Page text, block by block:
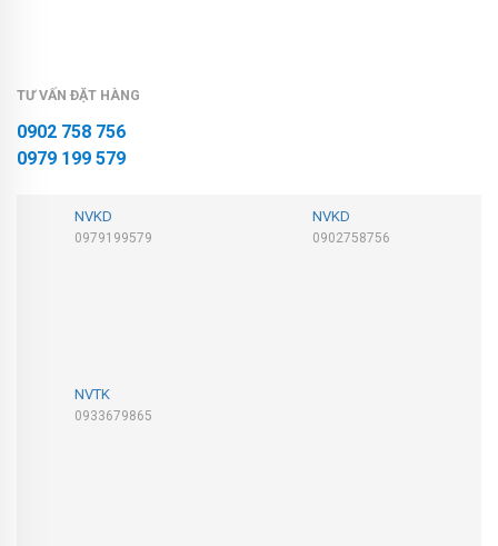
TƯ VẤN ĐẶT HÀNG
0902 758 756
0979 199 579
NVKD
0979199579
NVKD
0902758756
NVTK
0933679865